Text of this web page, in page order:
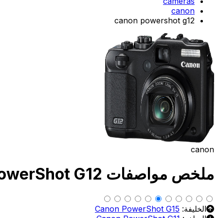
canon
canon powershot g12
canon
ملخص مواصفات Canon PowerShot G12
الخليفة: Canon PowerShot G15